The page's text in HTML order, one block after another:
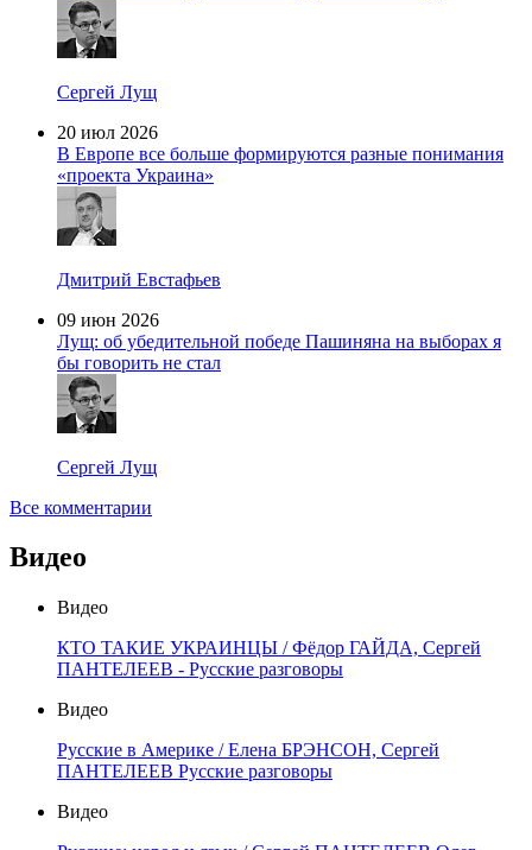
Сергей Лущ
20 июл 2026
В Европе все больше формируются разные понимания
«проекта Украина»
Дмитрий Евстафьев
09 июн 2026
Лущ: об убедительной победе Пашиняна на выборах я
бы говорить не стал
Сергей Лущ
Все комментарии
Видео
Видео
КТО ТАКИЕ УКРАИНЦЫ / Фёдор ГАЙДА, Сергей
ПАНТЕЛЕЕВ - Русские разговоры
Видео
Русские в Америке / Елена БРЭНСОН, Сергей
ПАНТЕЛЕЕВ Русские разговоры
Видео